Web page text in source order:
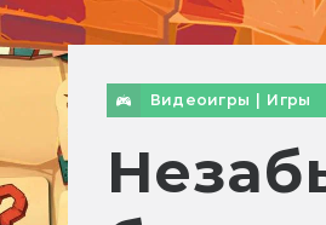
Видеоигры Игры